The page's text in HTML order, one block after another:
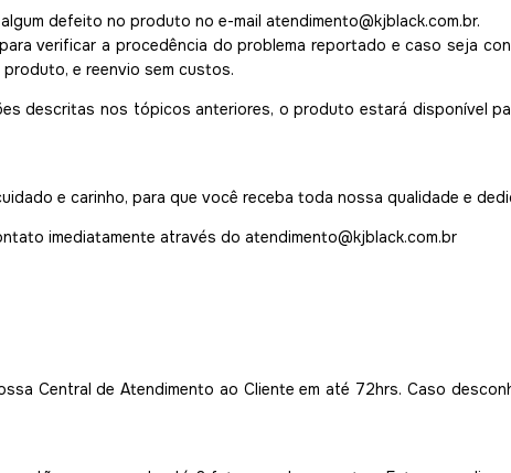
defeito no produto no e-mail atendimento@kjblack.com.br.
verificar a procedência do problema reportado e caso seja
e reenvio sem custos.
descritas nos tópicos anteriores, o produto estará disponível
e carinho, para que você receba toda nossa qualidade e
imediatamente através do atendimento@kjblack.com.br
Central de Atendimento ao Cliente em até 72hrs. Caso